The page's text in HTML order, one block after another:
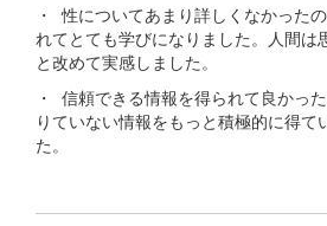
・ 性についてあまり詳しくなかった
れてとても学びになりました。人間は
と改めて実感しました。
・ 信頼できる情報を得られて良かっ
りていない情報をもっと積極的に得て
た。